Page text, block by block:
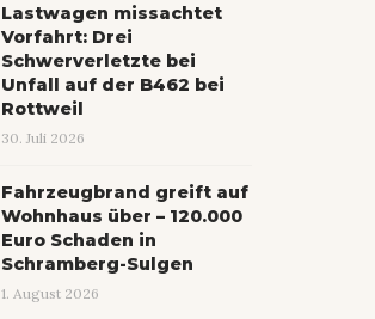
Lastwagen missachtet
Vorfahrt: Drei
Schwerverletzte bei
Unfall auf der B462 bei
Rottweil
30. Juli 2026
Fahrzeugbrand greift auf
Wohnhaus über – 120.000
Euro Schaden in
Schramberg-Sulgen
1. August 2026